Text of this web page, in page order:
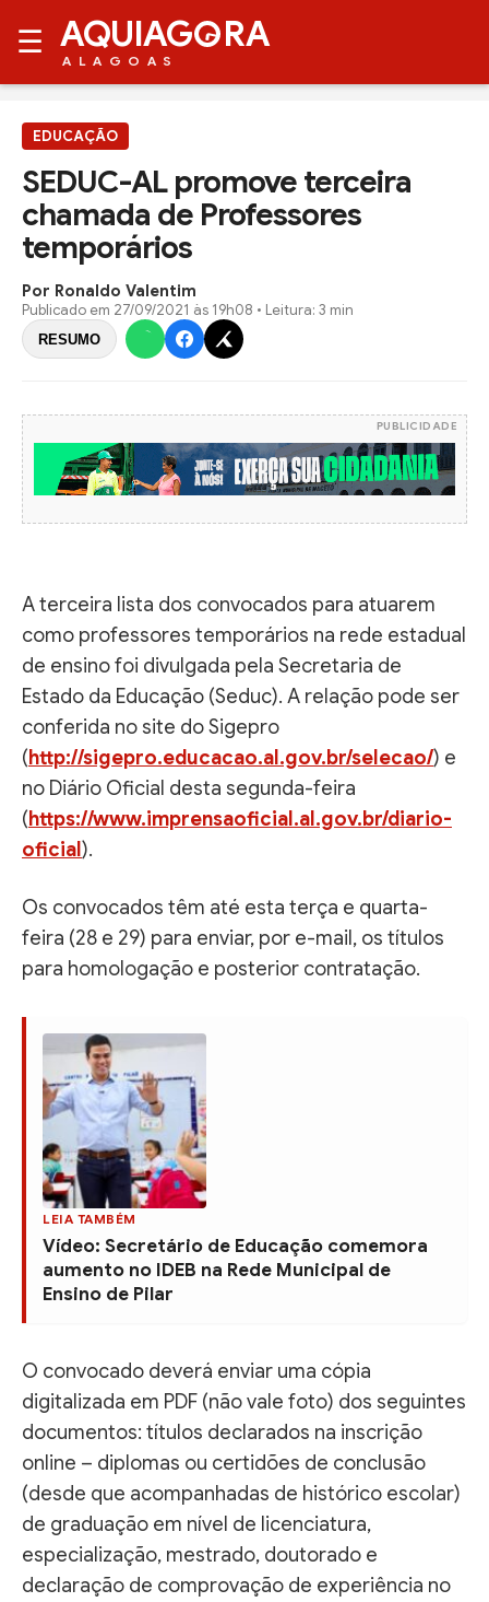
☰ AQUIAG RA
ALAGOAS
EDUCAÇÃO
SEDUC-AL promove terceira
chamada de Professores
temporários
Por Ronaldo Valentim
Publicado em 27/09/2021 às 19h08 • Leitura: 3 min
RESUMO
PUBLICIDADE
A terceira lista dos convocados para atuarem
como professores temporários na rede estadual
de ensino foi divulgada pela Secretaria de
Estado da Educação (Seduc). A relação pode ser
conferida no site do Sigepro
(http://sigepro.educacao.al.gov.br/selecao/) e
no Diário Oficial desta segunda-feira
(https://www.imprensaoficial.al.gov.br/diario-
oficial ).
Os convocados têm até esta terça e quarta-
feira (28 e 29) para enviar, por e-mail, os títulos
para homologação e posterior contratação.
LEIA TAMBÉM
Vídeo: Secretário de Educação comemora
aumento no IDEB na Rede Municipal de
Ensino de Pilar
O convocado deverá enviar uma cópia
digitalizada em PDF (não vale foto) dos seguintes
documentos: títulos declarados na inscrição
online – diplomas ou certidões de conclusão
(desde que acompanhadas de histórico escolar)
de graduação em nível de licenciatura,
especialização, mestrado, doutorado e
declaração de comprovação de experiência no